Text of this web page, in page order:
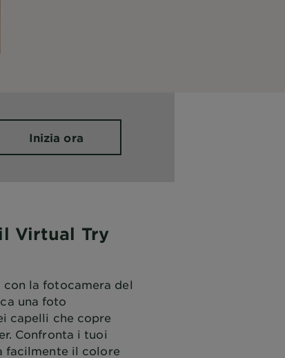
Inizia ora
Virtual Try
con la fotocamera del
una foto
capelli che copre
Confronta i tuoi
il colore